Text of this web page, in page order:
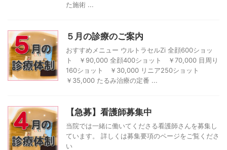
た施術 ...
５月の診療のご案内
おすすめメニュー ウルトラセルZi 全顔600ショッ
ト ￥90,000 全顔400ショット ￥70,000 目周り
160ショット ￥30,000 リニア250ショット
￥35,000 たるみ治療の定番 ...
【急募】看護師募集中
当院では一緒に働いてくださる看護師さんを募集し
ています。 詳しくは募集要項のページをご覧くださ
い